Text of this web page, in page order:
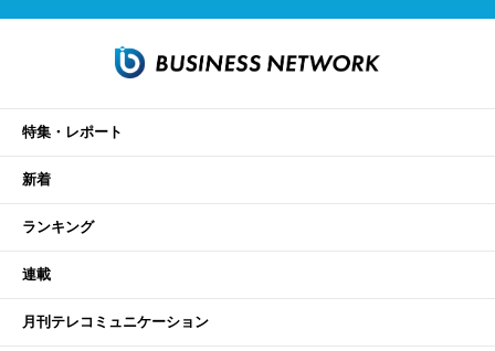
特集・レポート
新着
ランキング
連載
月刊テレコミュニケーション